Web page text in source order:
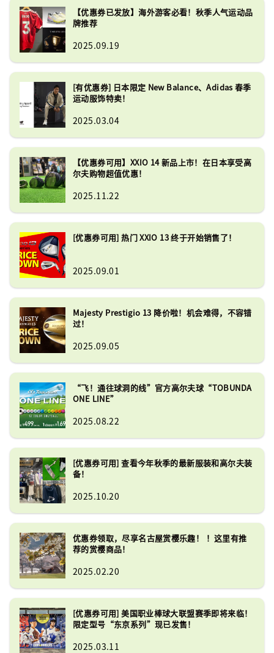
【优惠券已发放】海外游客必看！秋季人气运动品
牌推荐
2025.09.19
[有优惠券] 日本限定 New Balance、Adidas 春季
运动服饰特卖！
2025.03.04
【优惠券可用】XXIO 14 新品上市！在日本享受高
尔夫购物超值优惠！
2025.11.22
[优惠券可用] 热门 XXIO 13 终于开始销售了！
2025.09.01
Majesty Prestigio 13 降价啦！机会难得，不容错
过！
2025.09.05
“飞！通往球洞的线”官方高尔夫球“TOBUNDA
ONE LINE”
2025.08.22
[优惠券可用] 查看今年秋季的最新服装和高尔夫装
备！
2025.10.20
优惠券领取，尽享名古屋赏樱乐趣！ ！这里有推
荐的赏樱商品！
2025.02.20
[优惠券可用] 美国职业棒球大联盟赛季即将来临！
限定型号“东京系列”现已发售！
2025.03.11